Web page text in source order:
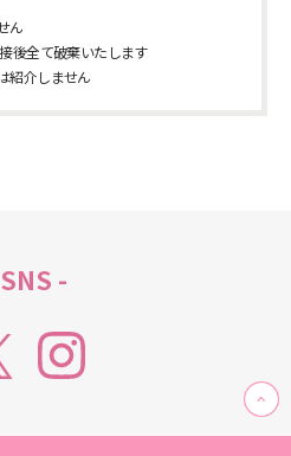
ん
後全て破棄いたします
紹介しません
-